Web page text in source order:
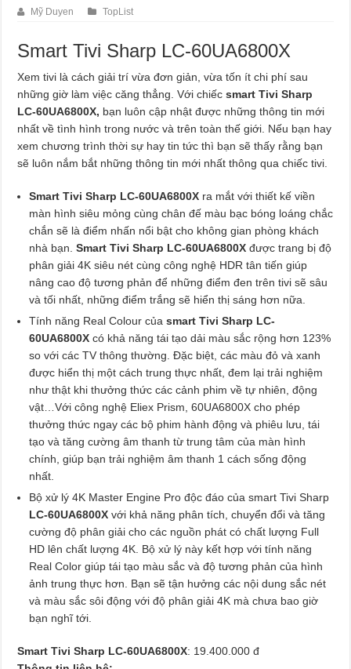
Mỹ Duyen TopList
Smart Tivi Sharp LC-60UA6800X
Xem tivi là cách giải trí vừa đơn giản, vừa tốn ít chi phí sau
những giờ làm việc căng thẳng. Với chiếc smart Tivi Sharp
LC-60UA6800X, bạn luôn cập nhật được những thông tin mới
nhất về tình hình trong nước và trên toàn thế giới. Nếu bạn hay
xem chương trình thời sự hay tin tức thì bạn sẽ thấy rằng bạn
sẽ luôn nắm bắt những thông tin mới nhất thông qua chiếc tivi.
Smart Tivi Sharp LC-60UA6800X ra mắt với thiết kế viền
màn hình siêu mỏng cùng chân đế màu bạc bóng loáng chắc
chắn sẽ là điểm nhấn nổi bật cho không gian phòng khách
nhà bạn.Smart Tivi Sharp LC-60UA6800X được trang bị độ
phân giải 4K siêu nét cùng công nghệ HDR tân tiến giúp
nâng cao độ tương phản để những điểm đen trên tivi sẽ sâu
và tối nhất, những điểm trắng sẽ hiển thị sáng hơn nữa.
Tính năng Real Colour của smart Tivi Sharp LC-
60UA6800Xcó khả năng tái tạo dải màu sắc rộng hơn 123%
so với các TV thông thường. Đặc biệt, các màu đỏ và xanh
được hiển thị một cách trung thực nhất, đem lại trải nghiệm
như thật khi thưởng thức các cảnh phim về tự nhiên, động
vật…Với công nghệ Eliex Prism, 60UA6800X cho phép
thưởng thức ngay các bộ phim hành động và phiêu lưu, tái
tạo và tăng cường âm thanh từ trung tâm của màn hình
chính, giúp bạn trải nghiệm âm thanh 1 cách sống động
nhất.
Bộ xử lý 4K Master Engine Pro độc đáo của smart Tivi Sharp
LC-60UA6800X với khả năng phân tích, chuyển đổi và tăng
cường độ phân giải cho các nguồn phát có chất lượng Full
HD lên chất lượng 4K. Bộ xử lý này kết hợp với tính năng
Real Color giúp tái tạo màu sắc và độ tương phản của hình
ảnh trung thực hơn. Bạn sẽ tận hưởng các nội dung sắc nét
và màu sắc sôi động với độ phân giải 4K mà chưa bao giờ
bạn nghĩ tới.
Smart Tivi Sharp LC-60UA6800X: 19.400.000 đ